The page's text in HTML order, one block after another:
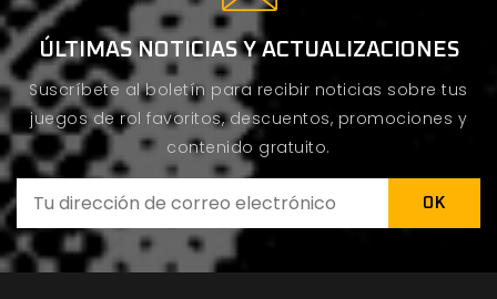
ÚLTIMAS NOTICIAS Y ACTUALIZACIONES
Suscríbete al boletín para recibir noticias sobre tus
juegos de rol favoritos, descuentos, promociones y
contenido gratuito.